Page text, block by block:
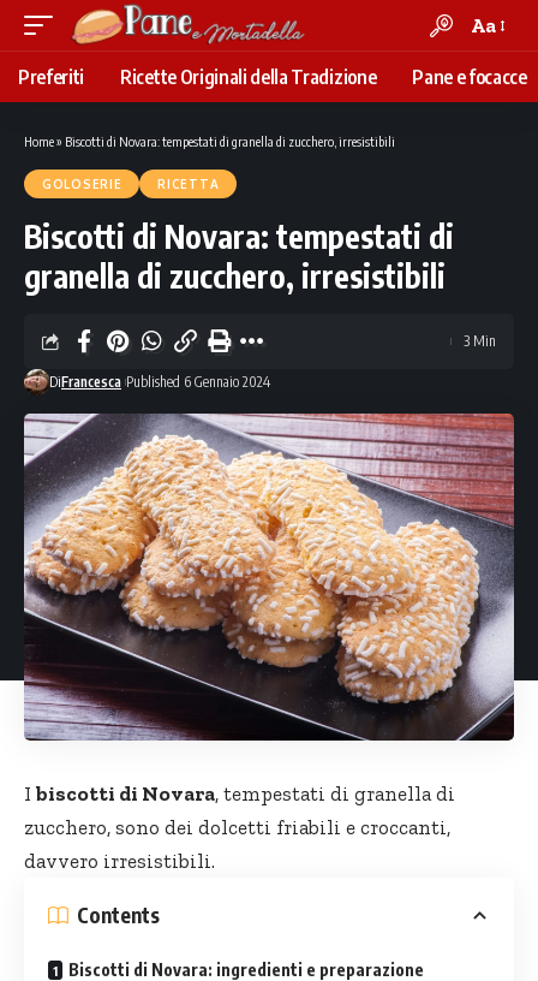
Font
Resizer
Aa
Preferiti Ricette Originali della Tradizione Pane e focacce
Home» Biscotti di Novara: tempestati di granella di zucchero, irresistibili
GOLOSERIE RICETTA
Biscotti di Novara: tempestati di
granella di zucchero, irresistibili
DiFrancesca Published 6 Gennaio 2024
3 Min
I biscotti di Novara, tempestati di granella di
zucchero, sono dei dolcetti friabili e croccanti,
davvero irresistibili.
Contents
Biscotti di Novara: ingredienti e preparazione